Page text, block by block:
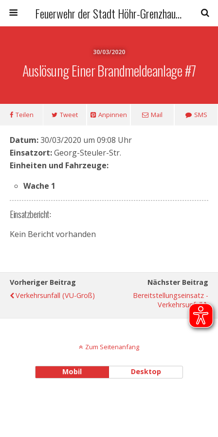
Feuerwehr der Stadt Höhr-Grenzhausen
30/03/2020
Auslösung Einer Brandmeldeanlage #7
Teilen Tweet Anpinnen Mail SMS
Datum:30/03/2020 um 09:08 Uhr
Einsatzort:Georg-Steuler-Str.
Einheiten und Fahrzeuge:
Wache 1
Einsatzbericht:
Kein Bericht vorhanden
Vorheriger Beitrag
Verkehrsunfall (VU-Groß)
Nächster Beitrag
Bereitstellungseinsatz -
Verkehrsunfall
Zum Seitenanfang
Mobil Desktop